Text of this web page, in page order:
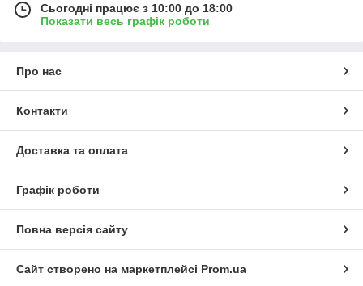
Сьогодні працює з 10:00 до 18:00
Показати весь графік роботи
Про нас
Контакти
Доставка та оплата
Графік роботи
Повна версія сайту
Сайт створено на маркетплейсі Prom.ua